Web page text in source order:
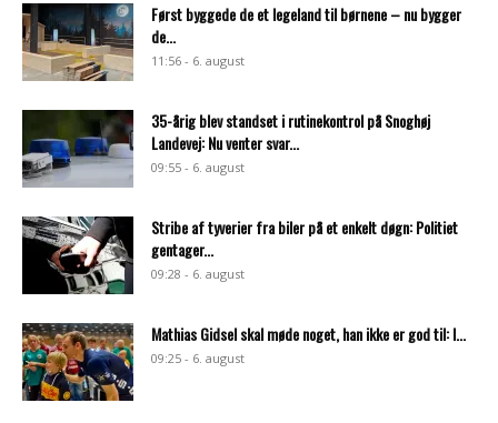
Først byggede de et legeland til børnene – nu bygger
de...
11:56 - 6. august
35-årig blev standset i rutinekontrol på Snoghøj
Landevej: Nu venter svar...
09:55 - 6. august
Stribe af tyverier fra biler på et enkelt døgn: Politiet
gentager...
09:28 - 6. august
Mathias Gidsel skal møde noget, han ikke er god til: I...
09:25 - 6. august